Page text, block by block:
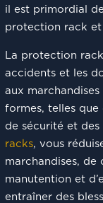
il est primordial
protection rack et
La protection
accidents et les
aux
formes, telles que
de sécurité et
racks, vous
marchandises, de
manutention et
entraîner des